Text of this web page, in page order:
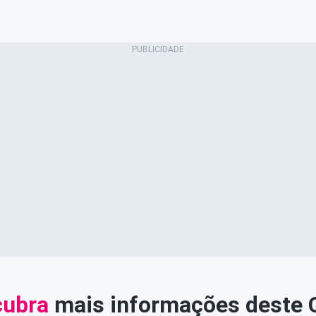
mais informações deste